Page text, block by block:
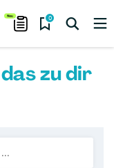
0
zu dir